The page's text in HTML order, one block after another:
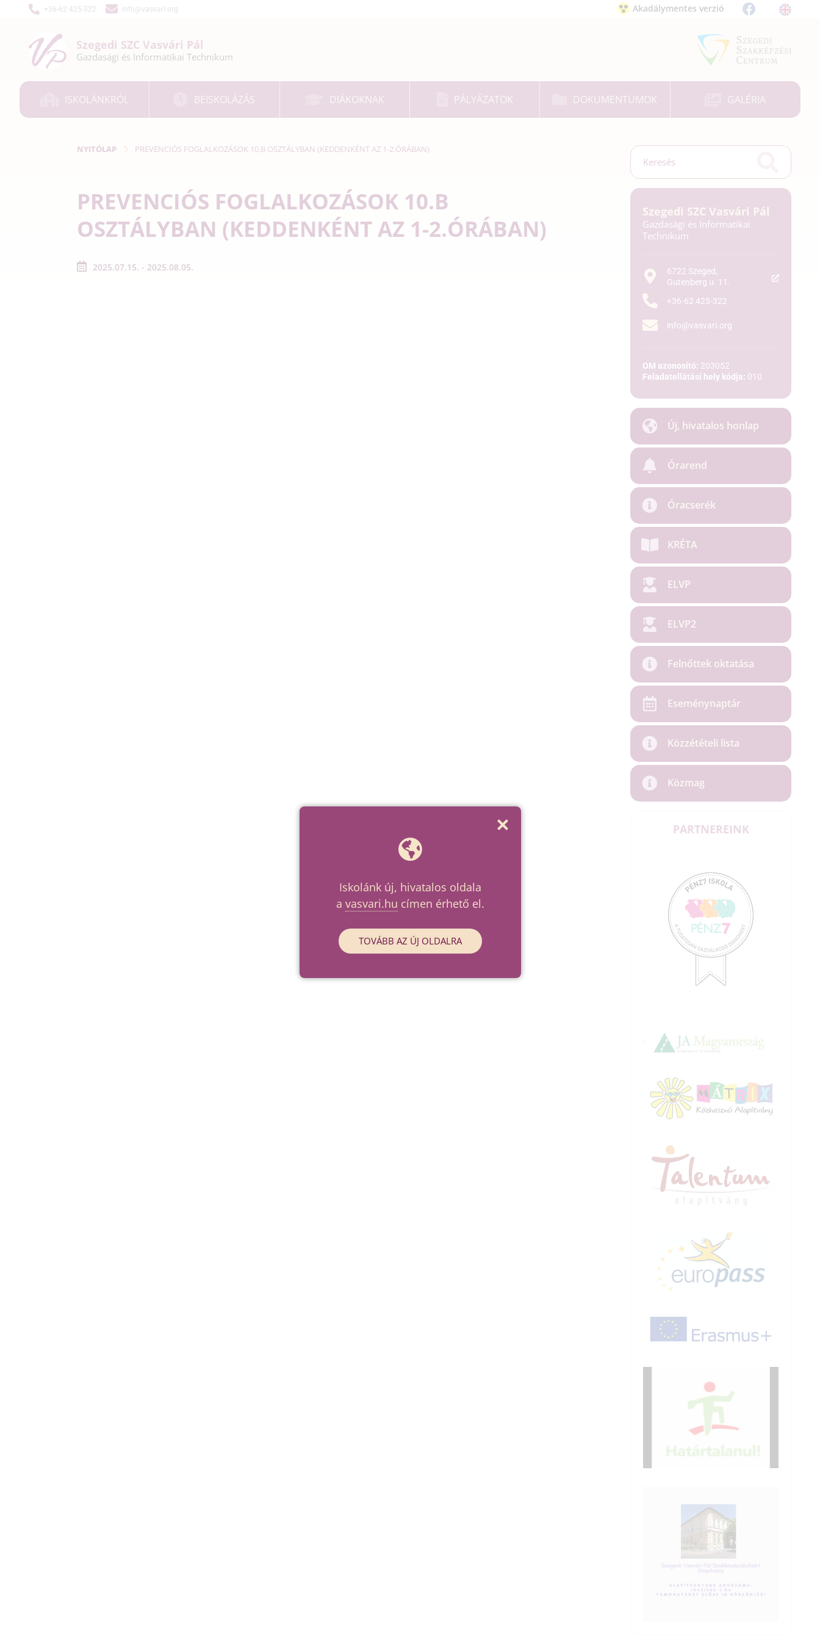
+36-62 425-322 info@vasvari.org Akadálymentes verzió
Szegedi SZC Vasvári Pál
Gazdasági és Informatikai Technikum
ISKOLÁNKRÓL BEISKOLÁZÁS DIÁKOKNAK PÁLYÁZATOK DOKUMENTUMOK GALÉRIA
NYITÓLAP PREVENCIÓS FOGLALKOZÁSOK 10.B OSZTÁLYBAN (KEDDENKÉNT AZ 1-2.ÓRÁBAN)
PREVENCIÓS FOGLALKOZÁSOK 10.B
OSZTÁLYBAN (KEDDENKÉNT AZ 1-2.ÓRÁBAN)
2025.07.15. - 2025.08.05.
Szegedi SZC Vasvári Pál
Gazdasági és Informatikai
Technikum
6722 Szeged,
Gutenberg u. 11.
+36-62 425-322
info@vasvari.org
OM azonosító: 203052
Feladatellátási hely kódja: 010
Új, hivatalos honlap
Órarend
Óracserék
KRÉTA
ELVP
ELVP2
Felnőttek oktatása
Eseménynaptár
Közzétételi lista
Közmag
PARTNEREINK
Iskolánk új, hivatalos oldala
a vasvari.hu címen érhető el.
TOVÁBB AZ ÚJ OLDALRA